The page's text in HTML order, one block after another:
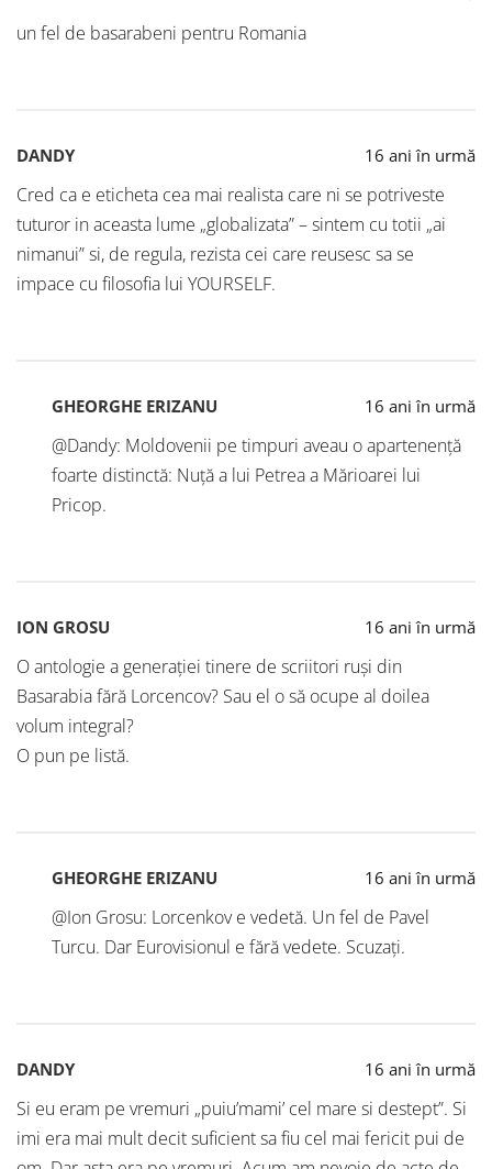
un fel de basarabeni pentru Romania
DANDY 16 ani în urmă
Cred ca e eticheta cea mai realista care ni se potriveste
tuturor in aceasta lume „globalizata” – sintem cu totii „ai
nimanui” si, de regula, rezista cei care reusesc sa se
impace cu filosofia lui YOURSELF.
GHEORGHE ERIZANU 16 ani în urmă
@Dandy: Moldovenii pe timpuri aveau o apartenență
foarte distinctă: Nuță a lui Petrea a Mărioarei lui
Pricop.
ION GROSU 16 ani în urmă
O antologie a generației tinere de scriitori ruși din
Basarabia fără Lorcencov? Sau el o să ocupe al doilea
volum integral?
O pun pe listă.
GHEORGHE ERIZANU 16 ani în urmă
@Ion Grosu: Lorcenkov e vedetă. Un fel de Pavel
Turcu. Dar Eurovisionul e fără vedete. Scuzați.
DANDY 16 ani în urmă
Si eu eram pe vremuri „puiu’mami’ cel mare si destept”. Si
imi era mai mult decit suficient sa fiu cel mai fericit pui de